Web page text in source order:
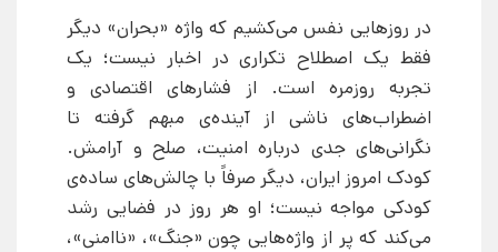
در روزهایی نفس می‌کشیم که واژه «بحران» دیگر
فقط یک اصطلاح تکراری در اخبار نیست؛ یک
تجربه روزمره است. از فشارهای اقتصادی و
اضطراب‌های ناشی از آینده‌ی مبهم گرفته تا
نگرانی‌های جدی درباره امنیت، صلح و آرامش.
کودک امروز ایران، دیگر صرفاً با چالش‌های ساده‌ی
کودکی مواجه نیست؛ او هر روز در فضایی رشد
می‌کند که پر از واژه‌هایی چون «جنگ»، «ناامنی»،